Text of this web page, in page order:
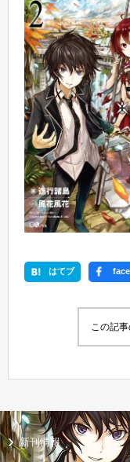
はてブ
この記
新刊情報